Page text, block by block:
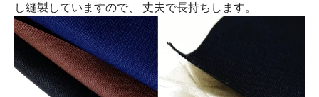
し縫製していますので、 丈夫で長持ちします。